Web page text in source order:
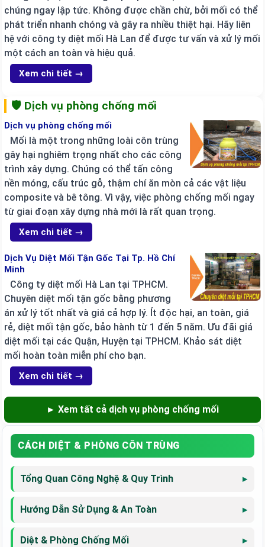
chúng ngay lập tức. Không được chần chừ, bởi mối có thể
phát triển nhanh chóng và gây ra nhiều thiệt hại. Hãy liên
hệ với công ty diệt mối Hà Lan để được tư vấn và xử lý mối
một cách an toàn và hiệu quả.
Xem chi tiết →
🛡️ Dịch vụ phòng chống mối
Dịch vụ phòng chống mối
Mối là một trong những loài côn trùng
gây hại nghiêm trọng nhất cho các công
trình xây dựng. Chúng có thể tấn công
nền móng, cấu trúc gỗ, thậm chí ăn mòn cả các vật liệu
composite và bê tông. Vì vậy, việc phòng chống mối ngay
từ giai đoạn xây dựng nhà mới là rất quan trọng.
Xem chi tiết →
Dịch Vụ Diệt Mối Tận Gốc Tại Tp. Hồ Chí
Minh
Công ty diệt mối Hà Lan tại TPHCM.
Chuyên diệt mối tận gốc bằng phương
án xử lý tốt nhất và giá cả hợp lý. Ít độc hại, an toàn, giá
rẻ, diệt mối tận gốc, bảo hành từ 1 đến 5 năm. Ưu đãi giá
diệt mối tại các Quận, Huyện tại TPHCM. Khảo sát diệt
mối hoàn toàn miễn phí cho bạn.
Xem chi tiết →
► Xem tất cả dịch vụ phòng chống mối
CÁCH DIỆT & PHÒNG CÔN TRÙNG
Tổng Quan Công Nghệ & Quy Trình
Hướng Dẫn Sử Dụng & An Toàn
Diệt & Phòng Chống Mối